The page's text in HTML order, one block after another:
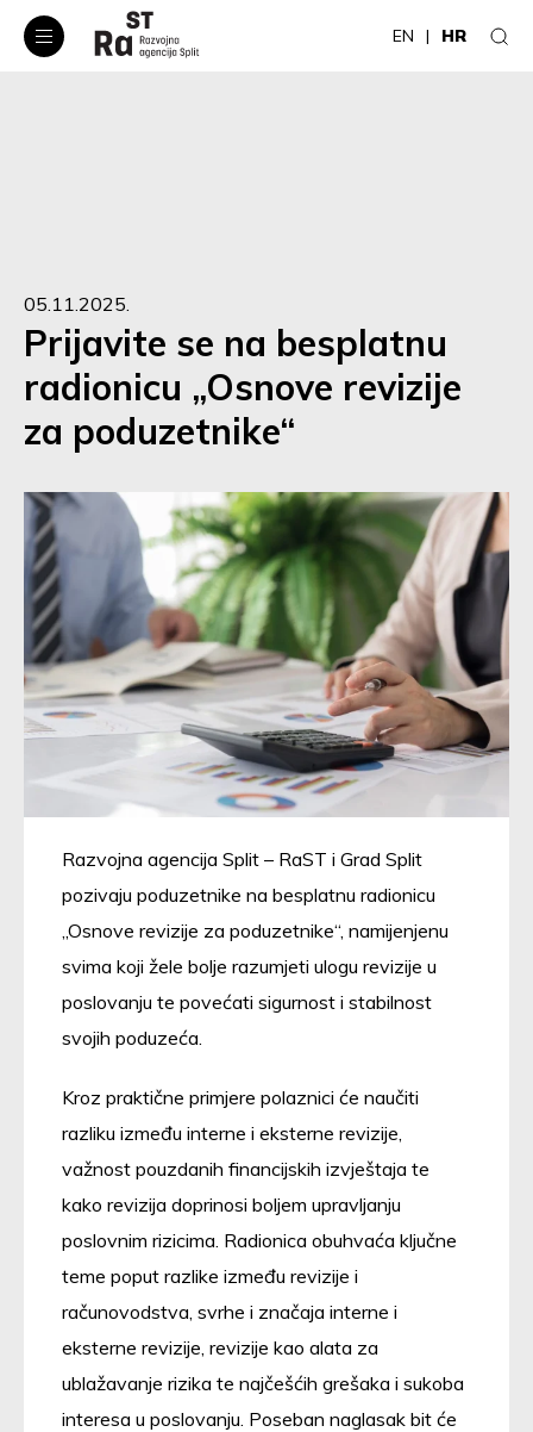
EN HR
05.11.2025.
Prijavite se na besplatnu
radionicu „Osnove revizije
za poduzetnike“
Razvojna agencija Split – RaST i Grad Split
pozivaju poduzetnike na besplatnu radionicu
„Osnove revizije za poduzetnike“, namijenjenu
svima koji žele bolje razumjeti ulogu revizije u
poslovanju te povećati sigurnost i stabilnost
svojih poduzeća.
Kroz praktične primjere polaznici će naučiti
razliku između interne i eksterne revizije,
važnost pouzdanih financijskih izvještaja te
kako revizija doprinosi boljem upravljanju
poslovnim rizicima. Radionica obuhvaća ključne
teme poput razlike između revizije i
računovodstva, svrhe i značaja interne i
eksterne revizije, revizije kao alata za
ublažavanje rizika te najčešćih grešaka i sukoba
interesa u poslovanju. Poseban naglasak bit će